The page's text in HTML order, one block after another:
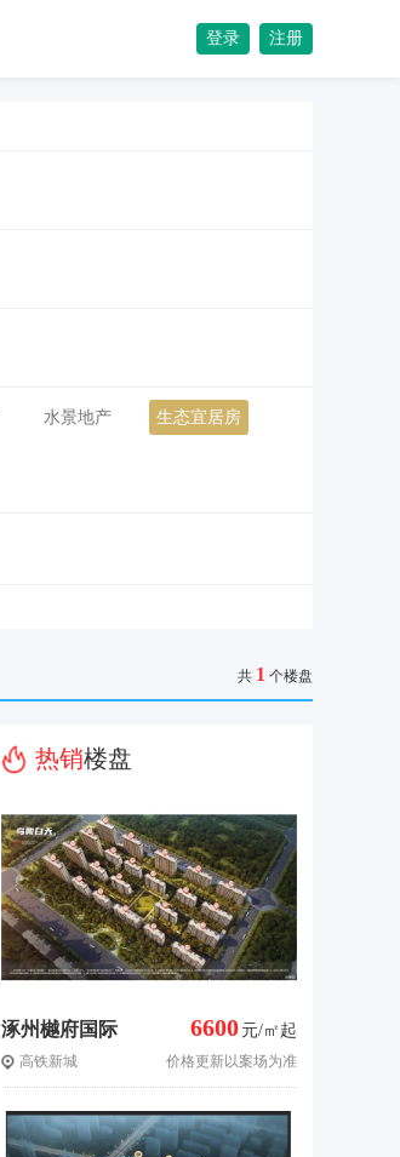
登录 注册
水景地产 生态宜居房
共 1 个楼盘
热销楼盘
涿州樾府国际 元/㎡起
6600
高铁新城 价格更新以案场为准